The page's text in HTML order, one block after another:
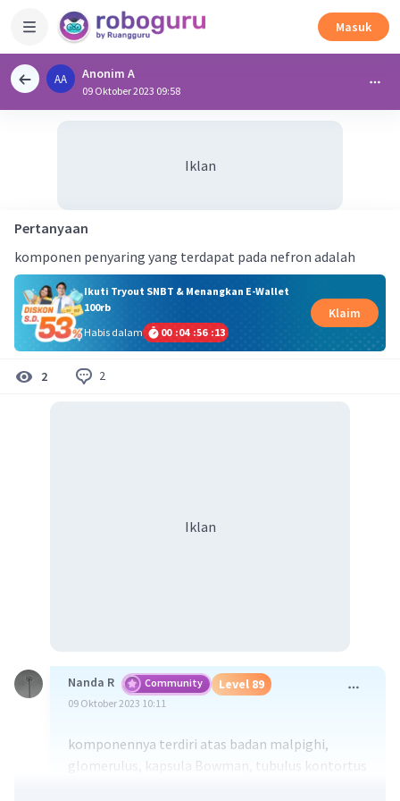
Masuk
AA Anonim A
09 Oktober 2023 09:58
Iklan
Pertanyaan
komponen penyaring yang terdapat pada nefron adalah
Ikuti Tryout SNBT & Menangkan E-Wallet
100rb
Habis dalam
00 :04 :56 :12
Klaim
2 2
Iklan
Nanda R Community Level 89
09 Oktober 2023 10:11
komponennya terdiri atas badan malpighi,
glomerulus, kapsula Bowman, tubulus kontortus